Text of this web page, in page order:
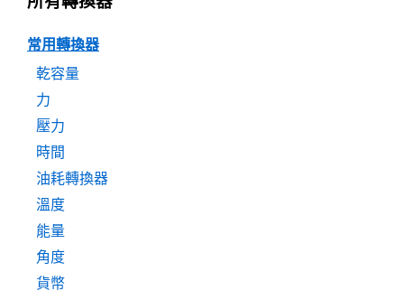
常用轉換器
乾容量
力
壓力
時間
油耗轉換器
溫度
能量
角度
貨幣